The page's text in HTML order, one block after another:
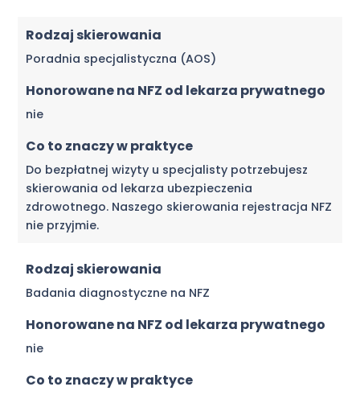
Rodzaj skierowania
Poradnia specjalistyczna (AOS)
Honorowane na NFZ od lekarza prywatnego
nie
Co to znaczy w praktyce
Do bezpłatnej wizyty u specjalisty potrzebujesz
skierowania od lekarza ubezpieczenia
zdrowotnego. Naszego skierowania rejestracja NFZ
nie przyjmie.
Rodzaj skierowania
Badania diagnostyczne na NFZ
Honorowane na NFZ od lekarza prywatnego
nie
Co to znaczy w praktyce